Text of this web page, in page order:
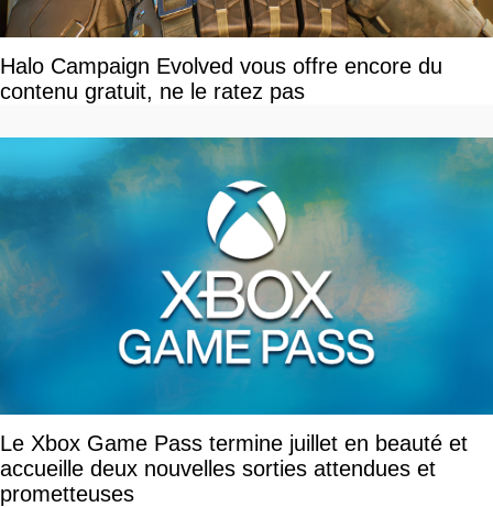
Halo Campaign Evolved vous offre encore du
contenu gratuit, ne le ratez pas
Le Xbox Game Pass termine juillet en beauté et
accueille deux nouvelles sorties attendues et
prometteuses